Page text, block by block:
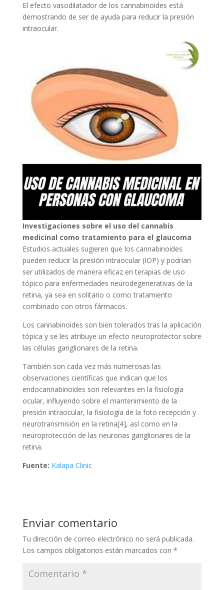
El efecto vasodilatador de los cannabinoides está
demostrando de ser de ayuda para reducir la presión
intraocular.
Investigaciones sobre el uso del cannabis
medicinal como tratamiento para el glaucoma
Estudios actuales sugieren que los cannabinoides
pueden reducir la presión intraocular (IOP) y podrían
ser utilizados de manera eficaz en terapias de uso
tópico para enfermedades neurodegenerativas de la
retina, ya sea en solitario o como tratamiento
combinado con otros fármacos.
Los cannabinoides son bien tolerados tras la aplicación
tópica y se les atribuye un efecto neuroprotector sobre
las células ganglionares de la retina.
También son cada vez más numerosas las
observaciones científicas que indican que los
endocannabinoides son relevantes en la fisiología
ocular, influyendo sobre el mantenimiento de la
presión intraocular, la fisiología de la foto recepción y
neurotransmisión en la retina[4], así como en la
neuroprotección de las neuronas ganglionares de la
retina.
Fuente: Kalapa Clinic
Enviar comentario
Tu dirección de correo electrónico no será publicada.
Los campos obligatorios están marcados con *